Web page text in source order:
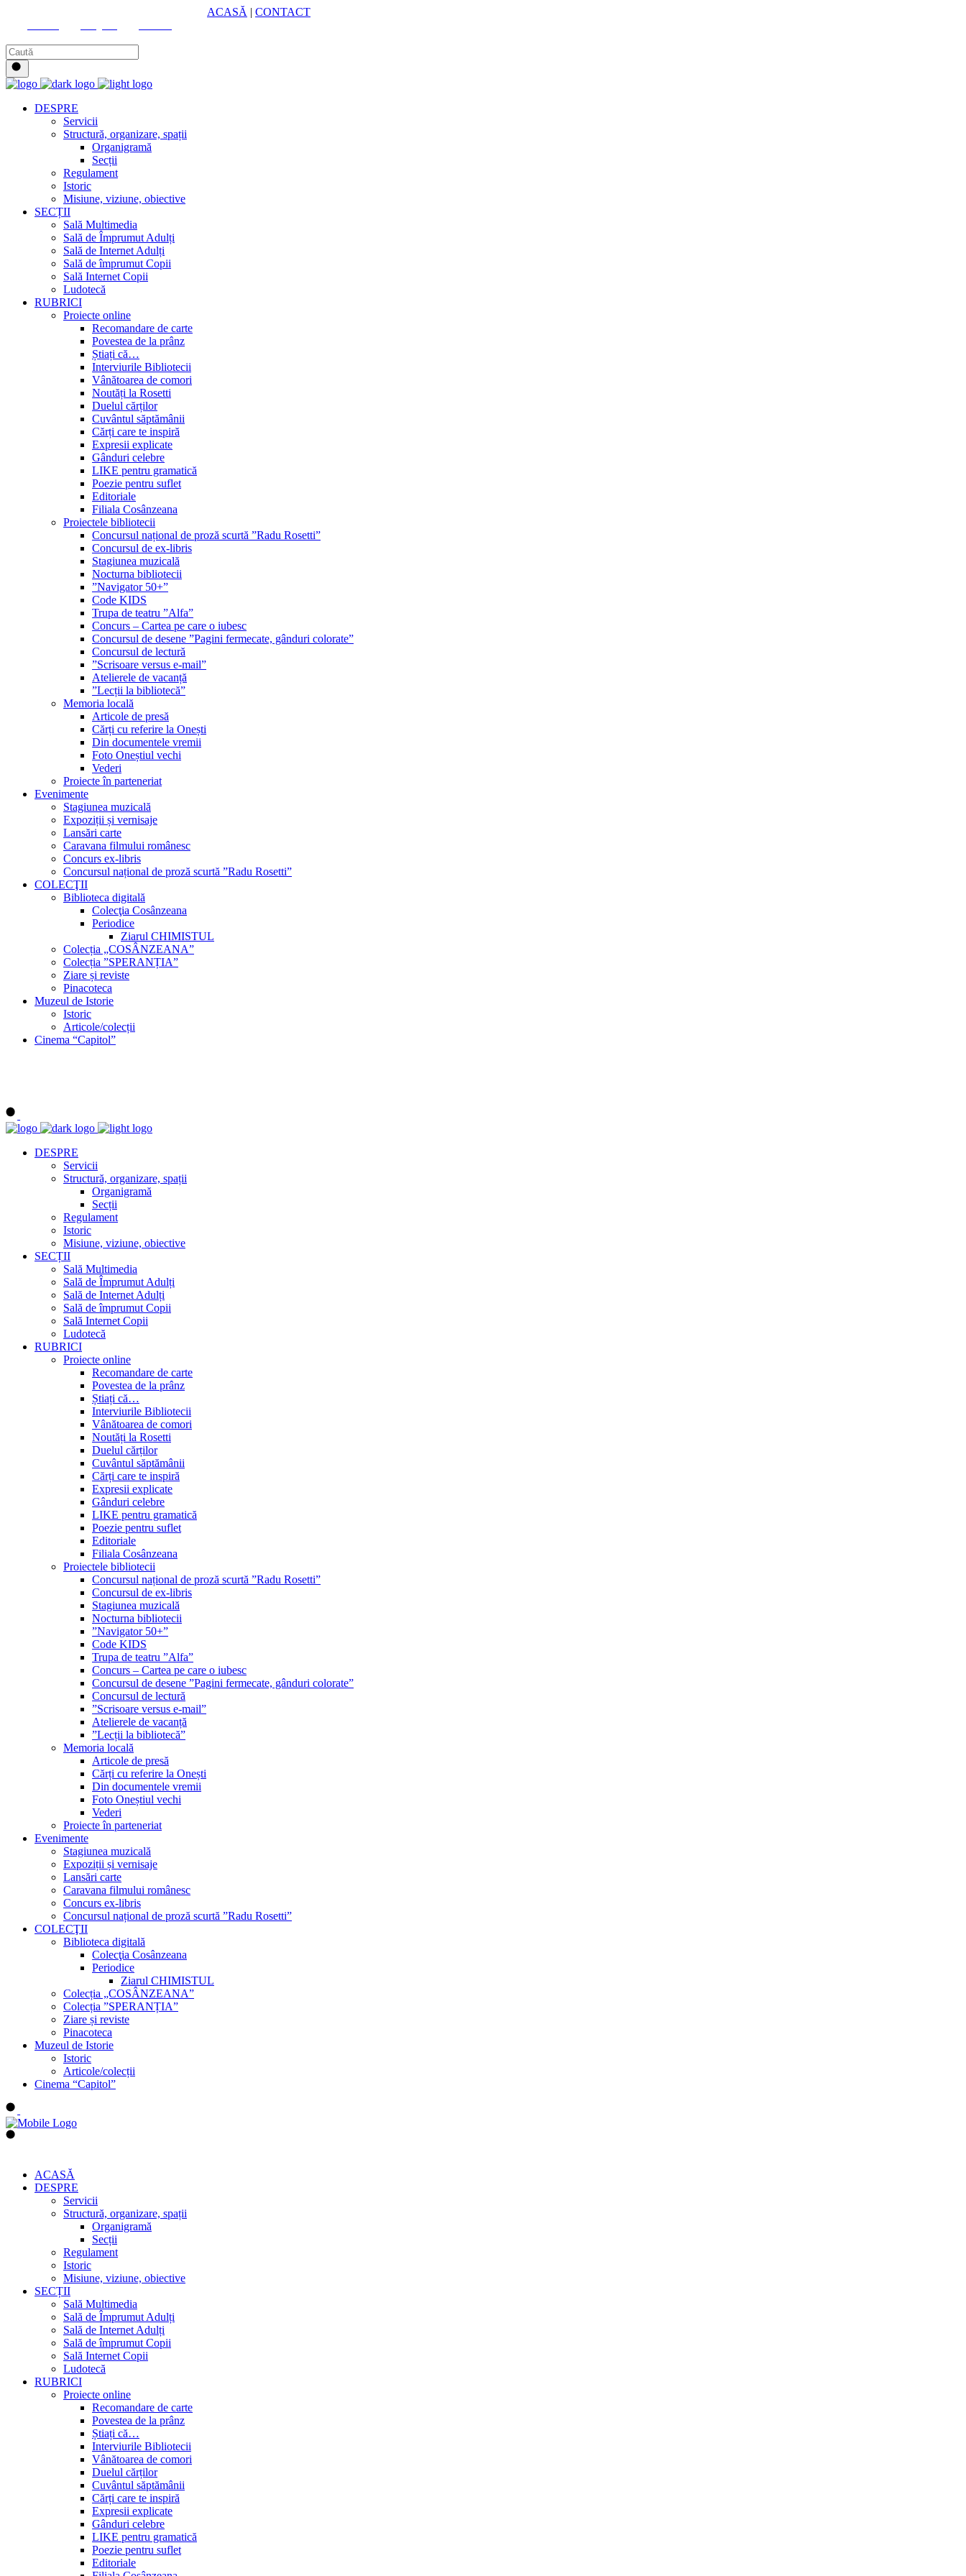
ACASĂ | CONTACT
DESPRE
Servicii
Structură, organizare, spații
Organigramă
Secții
Regulament
Istoric
Misiune, viziune, obiective
SECȚII
Sală Multimedia
Sală de Împrumut Adulți
Sală de Internet Adulți
Sală de împrumut Copii
Sală Internet Copii
Ludotecă
RUBRICI
Proiecte online
Recomandare de carte
Povestea de la prânz
Știați că…
Interviurile Bibliotecii
Vânătoarea de comori
Noutăți la Rosetti
Duelul cărților
Cuvântul săptămânii
Cărți care te inspiră
Expresii explicate
Gânduri celebre
LIKE pentru gramatică
Poezie pentru suflet
Editoriale
Filiala Cosânzeana
Proiectele bibliotecii
Concursul național de proză scurtă ”Radu Rosetti”
Concursul de ex-libris
Stagiunea muzicală
Nocturna bibliotecii
”Navigator 50+”
Code KIDS
Trupa de teatru ”Alfa”
Concurs – Cartea pe care o iubesc
Concursul de desene ”Pagini fermecate, gânduri colorate”
Concursul de lectură
”Scrisoare versus e-mail”
Atelierele de vacanță
”Lecții la bibliotecă”
Memoria locală
Articole de presă
Cărți cu referire la Onești
Din documentele vremii
Foto Oneștiul vechi
Vederi
Proiecte în parteneriat
Evenimente
Stagiunea muzicală
Expoziții și vernisaje
Lansări carte
Caravana filmului românesc
Concurs ex-libris
Concursul național de proză scurtă ”Radu Rosetti”
COLECŢII
Biblioteca digitală
Colecţia Cosânzeana
Periodice
Ziarul CHIMISTUL
Colecția „COSÂNZEANA”
Colecția ”SPERANȚIA”
Ziare și reviste
Pinacoteca
Muzeul de Istorie
Istoric
Articole/colecții
Cinema “Capitol”
DESPRE
Servicii
Structură, organizare, spații
Organigramă
Secții
Regulament
Istoric
Misiune, viziune, obiective
SECȚII
Sală Multimedia
Sală de Împrumut Adulți
Sală de Internet Adulți
Sală de împrumut Copii
Sală Internet Copii
Ludotecă
RUBRICI
Proiecte online
Recomandare de carte
Povestea de la prânz
Știați că…
Interviurile Bibliotecii
Vânătoarea de comori
Noutăți la Rosetti
Duelul cărților
Cuvântul săptămânii
Cărți care te inspiră
Expresii explicate
Gânduri celebre
LIKE pentru gramatică
Poezie pentru suflet
Editoriale
Filiala Cosânzeana
Proiectele bibliotecii
Concursul național de proză scurtă ”Radu Rosetti”
Concursul de ex-libris
Stagiunea muzicală
Nocturna bibliotecii
”Navigator 50+”
Code KIDS
Trupa de teatru ”Alfa”
Concurs – Cartea pe care o iubesc
Concursul de desene ”Pagini fermecate, gânduri colorate”
Concursul de lectură
”Scrisoare versus e-mail”
Atelierele de vacanță
”Lecții la bibliotecă”
Memoria locală
Articole de presă
Cărți cu referire la Onești
Din documentele vremii
Foto Oneștiul vechi
Vederi
Proiecte în parteneriat
Evenimente
Stagiunea muzicală
Expoziții și vernisaje
Lansări carte
Caravana filmului românesc
Concurs ex-libris
Concursul național de proză scurtă ”Radu Rosetti”
COLECŢII
Biblioteca digitală
Colecţia Cosânzeana
Periodice
Ziarul CHIMISTUL
Colecția „COSÂNZEANA”
Colecția ”SPERANȚIA”
Ziare și reviste
Pinacoteca
Muzeul de Istorie
Istoric
Articole/colecții
Cinema “Capitol”
ACASĂ
DESPRE
Servicii
Structură, organizare, spații
Organigramă
Secții
Regulament
Istoric
Misiune, viziune, obiective
SECȚII
Sală Multimedia
Sală de Împrumut Adulți
Sală de Internet Adulți
Sală de împrumut Copii
Sală Internet Copii
Ludotecă
RUBRICI
Proiecte online
Recomandare de carte
Povestea de la prânz
Știați că…
Interviurile Bibliotecii
Vânătoarea de comori
Duelul cărților
Cuvântul săptămânii
Cărți care te inspiră
Expresii explicate
Gânduri celebre
LIKE pentru gramatică
Poezie pentru suflet
Editoriale